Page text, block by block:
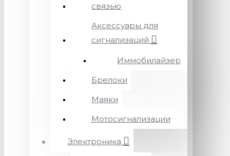
связью
Аксессуары для
сигнализаций
Иммобилайзер
Брелоки
Маяки
Мотосигнализации
Электроника